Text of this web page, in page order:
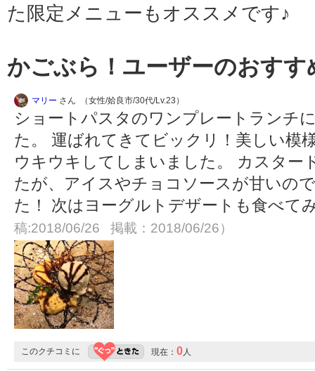
た限定メニューもオススメです♪
かごぶら！ユーザーのおすす
マリー さん （女性/姶良市/30代/Lv.23）
ショートパスタのワンプレートランチ
た。 運ばれてきてビックリ！美しい模
ウキウキしてしまいました。 カスター
たが、アイスやチョコソースが甘いの
た！ 次はヨーグルトデザートも食べ
稿:2018/06/26 掲載：2018/06/26）
このクチコミに 現在： 0人